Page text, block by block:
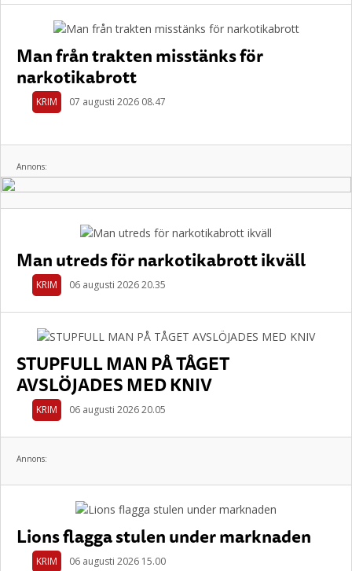
Man från trakten misstänks för
narkotikabrott
KRIM 07 augusti 2026 08.47
Annons:
Man utreds för narkotikabrott ikväll
KRIM 06 augusti 2026 20.35
STUPFULL MAN PÅ TÅGET
AVSLÖJADES MED KNIV
KRIM 06 augusti 2026 20.05
Annons:
Lions flagga stulen under marknaden
KRIM 06 augusti 2026 15.00